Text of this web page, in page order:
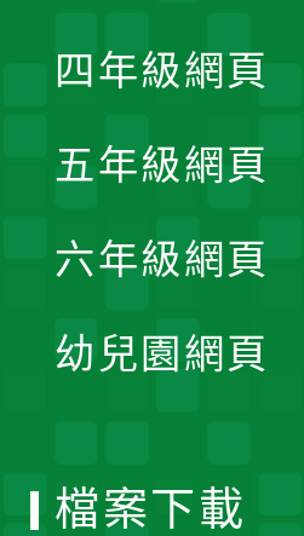
四年級網頁
五年級網頁
六年級網頁
幼兒園網頁
檔案下載